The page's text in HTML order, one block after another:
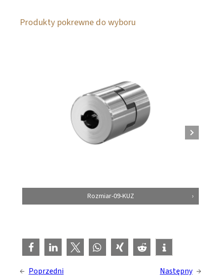
Produkty pokrewne do wyboru
Rozmiar-09-KUZ
← Poprzedni Następny →